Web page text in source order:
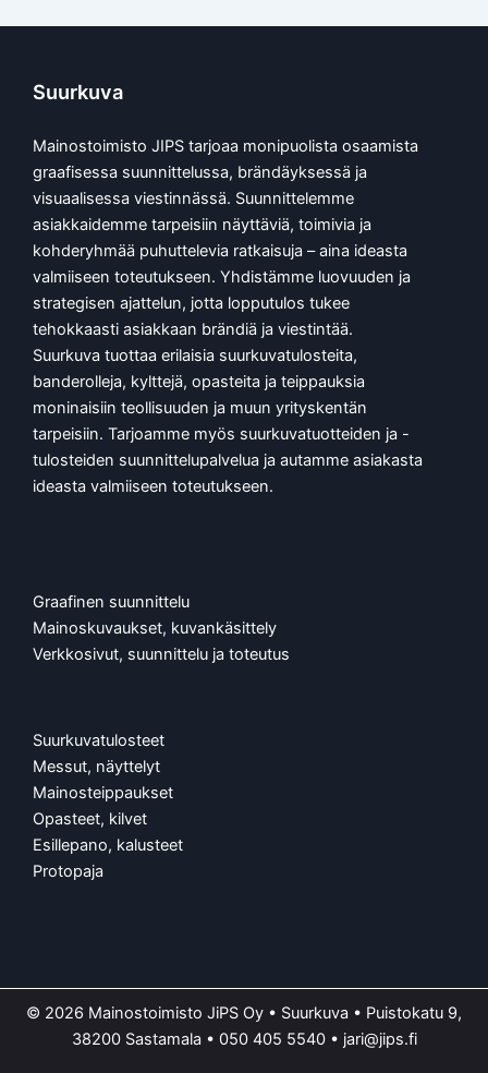
Suurkuva
Mainostoimisto JIPS tarjoaa monipuolista osaamista
graafisessa suunnittelussa, brändäyksessä ja
visuaalisessa viestinnässä. Suunnittelemme
asiakkaidemme tarpeisiin näyttäviä, toimivia ja
kohderyhmää puhuttelevia ratkaisuja – aina ideasta
valmiiseen toteutukseen. Yhdistämme luovuuden ja
strategisen ajattelun, jotta lopputulos tukee
tehokkaasti asiakkaan brändiä ja viestintää.
Suurkuva tuottaa erilaisia suurkuvatulosteita,
banderolleja, kylttejä, opasteita ja teippauksia
moninaisiin teollisuuden ja muun yrityskentän
tarpeisiin. Tarjoamme myös suurkuvatuotteiden ja -
tulosteiden suunnittelupalvelua ja autamme asiakasta
ideasta valmiiseen toteutukseen.
Graafinen suunnittelu
Mainoskuvaukset, kuvankäsittely
Verkkosivut, suunnittelu ja toteutus
Suurkuvatulosteet
Messut, näyttelyt
Mainosteippaukset
Opasteet, kilvet
Esillepano, kalusteet
Protopaja
© 2026 Mainostoimisto JiPS Oy • Suurkuva • Puistokatu 9,
38200 Sastamala • 050 405 5540• jari@jips.fi